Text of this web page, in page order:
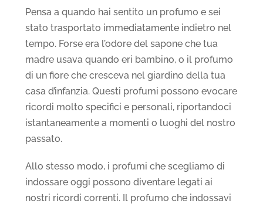
Pensa a quando hai sentito un profumo e sei
stato trasportato immediatamente indietro nel
tempo. Forse era l’odore del sapone che tua
madre usava quando eri bambino, o il profumo
di un fiore che cresceva nel giardino della tua
casa d’infanzia. Questi profumi possono evocare
ricordi molto specifici e personali, riportandoci
istantaneamente a momenti o luoghi del nostro
passato.
Allo stesso modo, i profumi che scegliamo di
indossare oggi possono diventare legati ai
nostri ricordi correnti. Il profumo che indossavi